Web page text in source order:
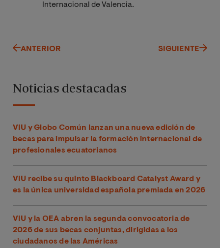
Internacional de Valencia.
ANTERIOR SIGUIENTE
Noticias destacadas
VIU y Globo Común lanzan una nueva edición de
becas para impulsar la formación internacional de
profesionales ecuatorianos
VIU recibe su quinto Blackboard Catalyst Award y
es la única universidad española premiada en 2026
VIU y la OEA abren la segunda convocatoria de
2026 de sus becas conjuntas, dirigidas a los
ciudadanos de las Américas